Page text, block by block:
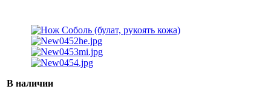
В наличии